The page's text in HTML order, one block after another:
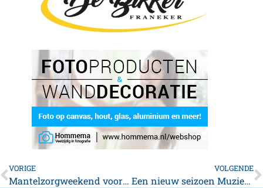
VORIGE
Mantelzorgweekend voor mantelzorgers uit Waadhoeke en Harlingen
VOLGENDE
Een nieuw seizoen Muziek in de Stad presenteert op 9 mei 2026 “Acoustino”